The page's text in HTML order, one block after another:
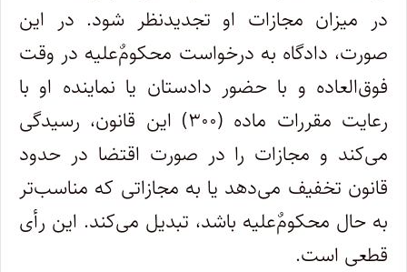
در میزان مجازات او تجدیدنظر شود. در این
صورت، دادگاه به درخواست محکومٌ‌علیه در وقت
فوق‌العاده و با حضور دادستان یا نماینده او با
رعایت مقررات ماده (۳۰۰) این قانون، رسیدگی
می‌کند و مجازات را در صورت اقتضا در حدود
قانون تخفیف می‌دهد یا به مجازاتی که مناسب‌تر
به حال محکومٌ‌علیه باشد، تبدیل می‌کند. این رأی
قطعی است.